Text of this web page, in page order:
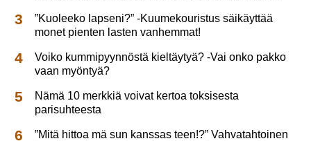
”Kuoleeko lapseni?” -Kuumekouristus säikäyttää
monet pienten lasten vanhemmat!
Voiko kummipyynnöstä kieltäytyä? -Vai onko pakko
vaan myöntyä?
Nämä 10 merkkiä voivat kertoa toksisesta
parisuhteesta
”Mitä hittoa mä sun kanssas teen!?” Vahvatahtoinen